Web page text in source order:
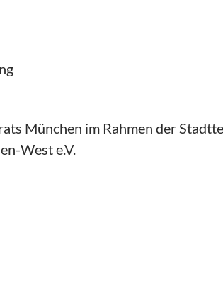
München im Rahmen der
West e.V.